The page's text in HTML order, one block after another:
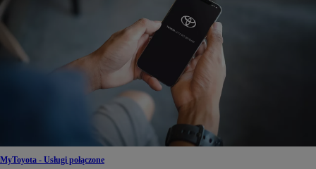
MyToyota - Usługi połączone